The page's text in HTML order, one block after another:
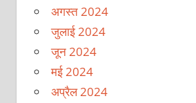
अगस्त 2024
जुलाई 2024
जून 2024
मई 2024
अप्रैल 2024